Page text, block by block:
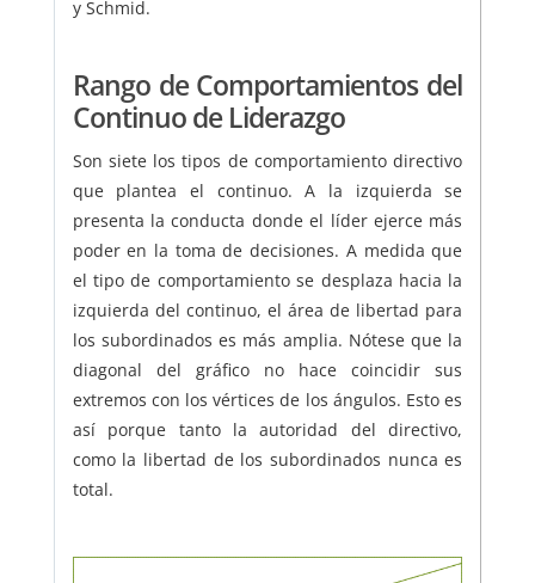
y Schmid.
Rango de Comportamientos del
Continuo de Liderazgo
Son siete los tipos de comportamiento directivo
que plantea el continuo. A la izquierda se
presenta la conducta donde el líder ejerce más
poder en la toma de decisiones. A medida que
el tipo de comportamiento se desplaza hacia la
izquierda del continuo, el área de libertad para
los subordinados es más amplia. Nótese que la
diagonal del gráfico no hace coincidir sus
extremos con los vértices de los ángulos. Esto es
así porque tanto la autoridad del directivo,
como la libertad de los subordinados nunca es
total.